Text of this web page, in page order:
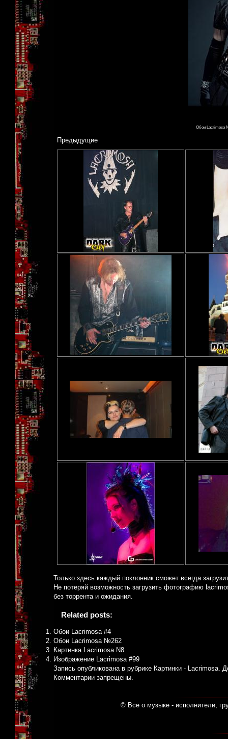
Обои Lacrimosa
Предыдущие
Только здесь каждый поклонник сможет всегда
Не потеряй возможность загрузить фотографию
без торрента и ожидания.
Related posts:
Обои Lacrimosa #4
Обои Lacrimosa №262
Картинка Lacrimosa N8
Изображение Lacrimosa #99
Запись опубликована в рубрике Картинки - Lacrimosa.
Комментарии запрещены.
© Все о музыке - исполнители,